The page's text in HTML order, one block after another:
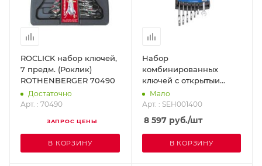
ROCLICK набор ключей,
7 предм. (Роклик)
ROTHENBERGER 70490
Достаточно
Арт. : 70490
ЗАПРОС ЦЕНЫ
В КОРЗИНУ
Набор
комбинированных
ключей с открытыи
зевом и трещоткой с
шарниром 8 - 22 мм, 7
предметов SUPER-EGO
SEH001400
Мало
Арт. : SEH001400
8 597руб./шт
В КОРЗИНУ